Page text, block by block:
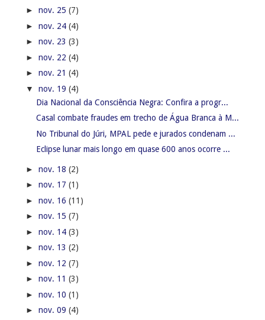
► nov. 25 (7)
► nov. 24 (4)
► nov. 23 (3)
► nov. 22 (4)
► nov. 21 (4)
▼ nov. 19 (4)
Dia Nacional da Consciência Negra: Confira a progr...
Casal combate fraudes em trecho de Água Branca à M...
No Tribunal do Júri, MPAL pede e jurados condenam ...
Eclipse lunar mais longo em quase 600 anos ocorre ...
► nov. 18 (2)
► nov. 17 (1)
► nov. 16 (11)
► nov. 15 (7)
► nov. 14 (3)
► nov. 13 (2)
► nov. 12 (7)
► nov. 11 (3)
► nov. 10 (1)
► nov. 09 (4)